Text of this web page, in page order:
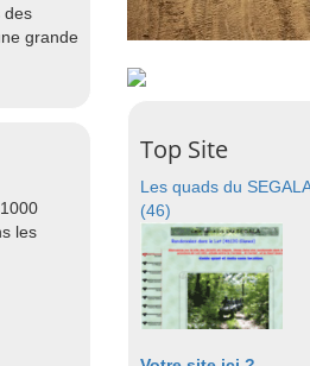
des
grande
les
Top Site
Les quads du
(46)